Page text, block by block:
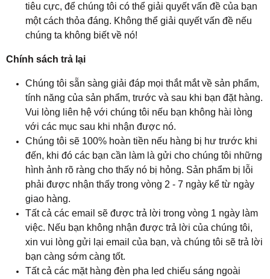
tiêu cực, để chúng tôi có thể giải quyết vấn đề của bạn
một cách thỏa đáng. Không thể giải quyết vấn đề nếu
chúng ta không biết về nó!
Chính sách trả lại
Chúng tôi sẵn sàng giải đáp mọi thắt mắt về sản phẩm,
tính năng của sản phẩm, trước và sau khi bạn đặt hàng.
Vui lòng liên hệ với chúng tôi nếu bạn không hài lòng
với các mục sau khi nhận được nó.
Chúng tôi sẽ 100% hoàn tiền nếu hàng bị hư trước khi
đến, khi đó các bạn cần làm là gửi cho chúng tôi những
hình ảnh rõ ràng cho thấy nó bị hỏng. Sản phẩm bị lỗi
phải được nhận thấy trong vòng 2 - 7 ngày kể từ ngày
giao hàng.
Tất cả các email sẽ được trả lời trong vòng 1 ngày làm
việc. Nếu bạn không nhận được trả lời của chúng tôi,
xin vui lòng gửi lại email của bạn, và chúng tôi sẽ trả lời
bạn càng sớm càng tốt.
Tất cả các mặt hàng đèn pha led chiếu sáng ngoài